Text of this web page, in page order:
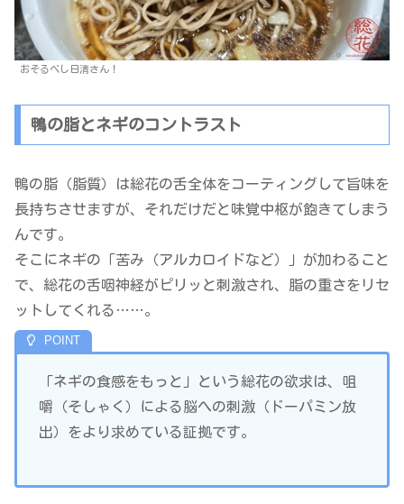
おそるべし日清さん！
鴨の脂とネギのコントラスト
鴨の脂（脂質）は総花の舌全体をコーティングして旨味を
長持ちさせますが、それだけだと味覚中枢が飽きてしまう
んです。
そこにネギの「苦み（アルカロイドなど）」が加わること
で、総花の舌咽神経がピリッと刺激され、脂の重さをリセ
ットしてくれる……。
「ネギの食感をもっと」という総花の欲求は、咀
嚼（そしゃく）による脳への刺激（ドーパミン放
出）をより求めている証拠です。